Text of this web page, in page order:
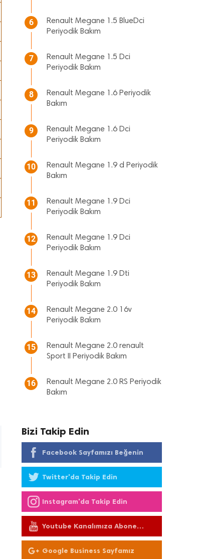
6
Renault Megane 1.5 BlueDci
Periyodik Bakım
7
Renault Megane 1.5 Dci
Periyodik Bakım
8
Renault Megane 1.6 Periyodik
Bakım
9
Renault Megane 1.6 Dci
Periyodik Bakım
10
Renault Megane 1.9 d Periyodik
Bakım
11
Renault Megane 1.9 Dci
Periyodik Bakım
12
Renault Megane 1.9 Dci
Periyodik Bakım
13
Renault Megane 1.9 Dti
Periyodik Bakım
14
Renault Megane 2.0 16v
Periyodik Bakım
15
Renault Megane 2.0 renault
Sport II Periyodik Bakım
16
Renault Megane 2.0 RS Periyodik
Bakım
Bizi Takip Edin
Facebook Sayfamızı Beğenin
Twitter'da Takip Edin
Instagram'da Takip Edin
Youtube Kanalımıza Abone
Olun
Google Business Sayfamız